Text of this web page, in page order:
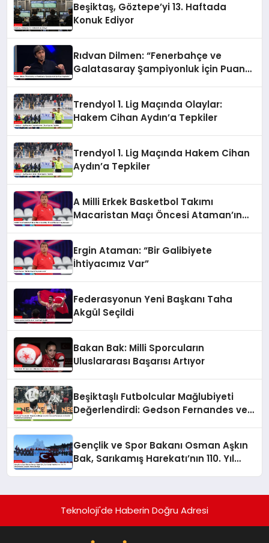
Beşiktaş, Göztepe’yi 13. Haftada
Konuk Ediyor
Rıdvan Dilmen: “Fenerbahçe ve
Galatasaray Şampiyonluk İçin Puan
Trendyol 1. Lig Maçında Olaylar:
Hakem Cihan Aydın’a Tepkiler
Trendyol 1. Lig Maçında Hakem Cihan
Aydın’a Tepkiler
A Milli Erkek Basketbol Takımı
Macaristan Maçı Öncesi Ataman’ın
Ergin Ataman: “Bir Galibiyete
İhtiyacımız Var”
Federasyonun Yeni Başkanı Taha
Akgül Seçildi
Bakan Bak: Milli Sporcuların
Uluslararası Başarısı Artıyor
Beşiktaşlı Futbolcular Mağlubiyeti
Değerlendirdi: Gedson Fernandes ve
Gençlik ve Spor Bakanı Osman Aşkın
Bak, Sarıkamış Harekatı’nın 110. Yıl
Teknoloji'de Haberin Doğru Adresi